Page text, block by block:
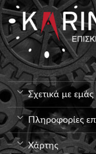
Σχετικά με εμάς
Πληροφορίες
Χάρτης